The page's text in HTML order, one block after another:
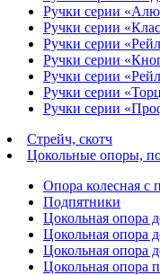
Ручки серии
Ручки серии
Ручки серии
Ручки серии
Ручки серии
Ручки серии
Ручки серии
Стрейч, скотч
Цокольные опоры,
Опора колесная с
Подпятники
Цокольная опора
Цокольная опора
Цокольная опора
Цокольная опора